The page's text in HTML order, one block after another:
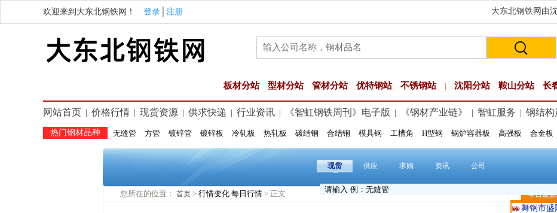
欢迎来到大东北钢铁网！ 登录 注册 大东北钢铁网由
板材分站 型材分站 管材分站 优特钢站 不锈钢站 沈阳分站 鞍山分站 长
网站首页 价格行情 现货资源 供求快递 行业资讯 《智虹钢铁周刊》电子版 《钢材产业链》 智虹服务 钢结构
热门钢材品种 无缝管 方管 镀锌管 镀锌板 冷轧板 热轧板 碳结钢 合结钢 模具钢 工槽角 H型钢 锅炉容器板 高强板 合金板
现货 供应 求购 资讯 公司
您所在的位置： 首页 > 行情变化 每日行情 > 正文 今日最
河南省智
现货供应：
现货供应：
59分钟前已
舞钢市盛